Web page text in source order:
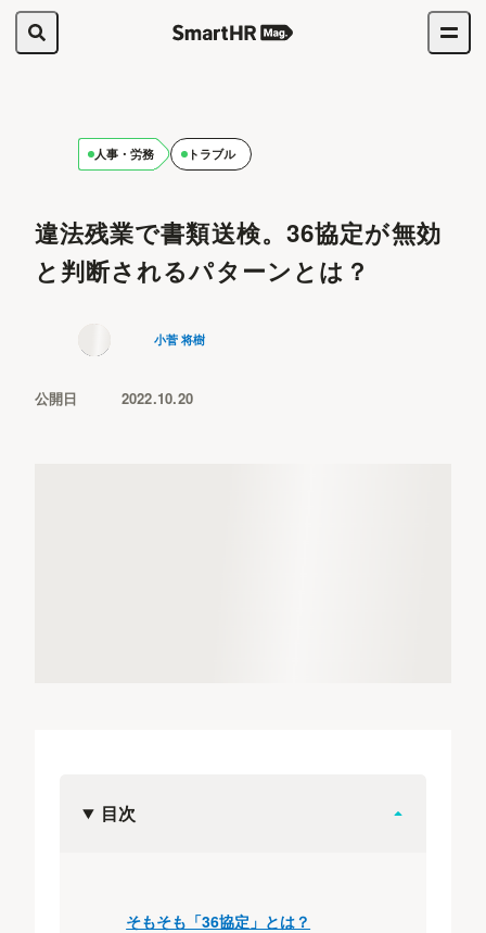
人事・労務 トラブル
違法残業で書類送検。36協定が無効
と判断されるパターンとは？
小菅 将樹
公開日 2022.10.20
目次
そもそも「36協定」とは？